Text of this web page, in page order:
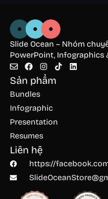
Slide Ocean – Nhóm
PowerPoint, Infographics
Sản phẩm
Bundles
Infographic
Presentation
Resumes
Liên hệ
https://